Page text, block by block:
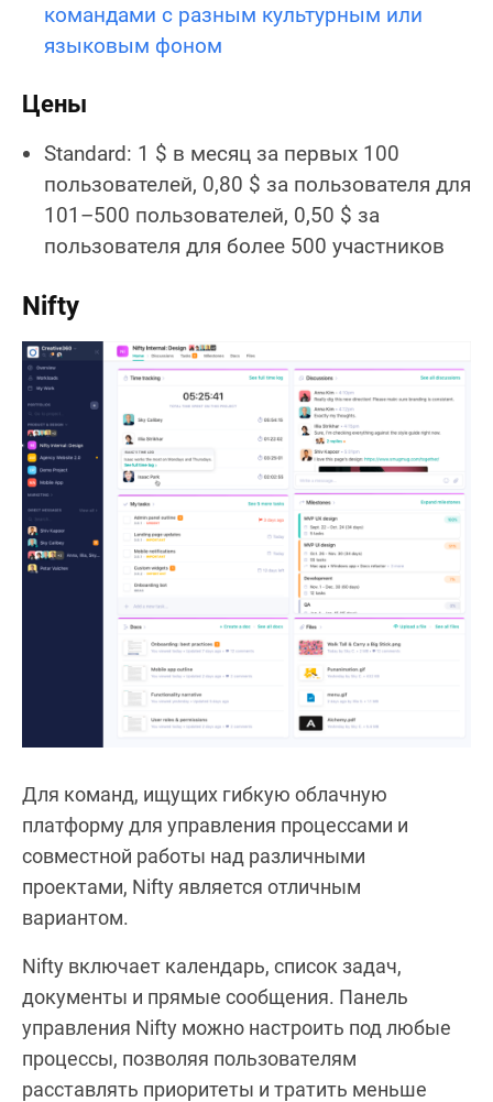
командами с разным культурным или
языковым фоном
Цены
Standard: 1 $ в месяц за первых 100
пользователей, 0,80 $ за пользователя для
101–500 пользователей, 0,50 $ за
пользователя для более 500 участников
Nifty
Для команд, ищущих гибкую облачную
платформу для управления процессами и
совместной работы над различными
проектами, Nifty является отличным
вариантом.
Nifty включает календарь, список задач,
документы и прямые сообщения. Панель
управления Nifty можно настроить под любые
процессы, позволяя пользователям
расставлять приоритеты и тратить меньше